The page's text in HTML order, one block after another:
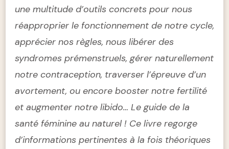
une multitude d’outils concrets pour nous
réapproprier le fonctionnement de notre cycle,
apprécier nos règles, nous libérer des
syndromes prémenstruels, gérer naturellement
notre contraception, traverser l’épreuve d’un
avortement, ou encore booster notre fertilité
et augmenter notre libido… Le guide de la
santé féminine au naturel ! Ce livre regorge
d’informations pertinentes à la fois théoriques